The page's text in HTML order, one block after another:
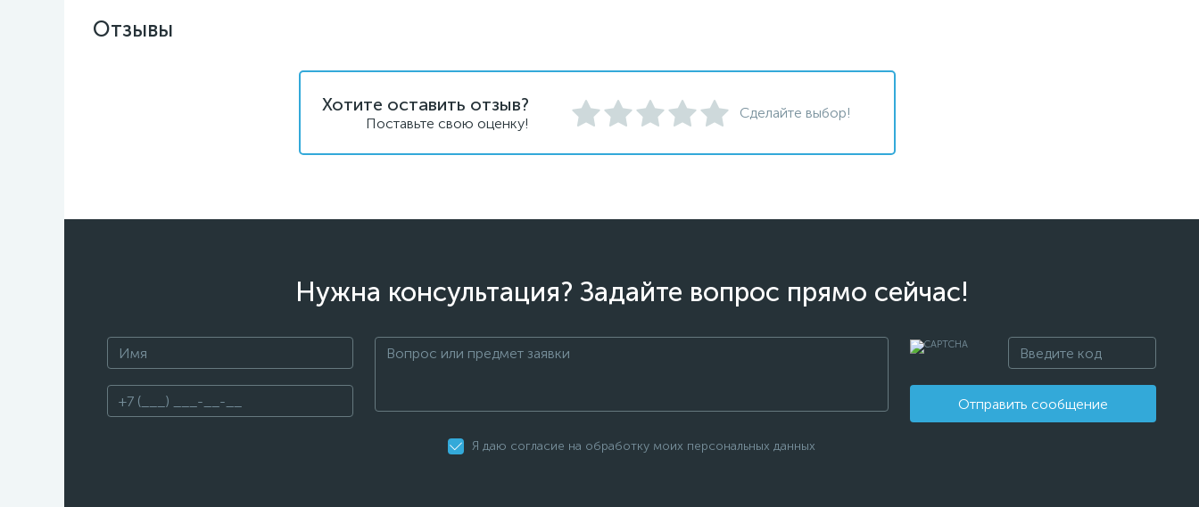
Отзывы
Хотите оставить отзыв?
Поставьте свою оценку!
Сделайте выбор!
Нужна консультация? Задайте вопрос прямо сейчас!
Отправить сообщение
Я даю согласие на обработку моих персональных данных